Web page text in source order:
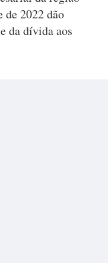
de 2022 dão
da dívida aos